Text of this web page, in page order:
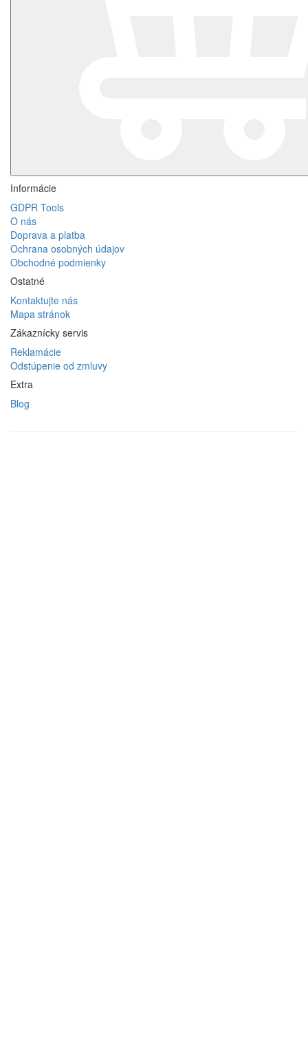
Informácie
GDPR Tools
O nás
Doprava a platba
Ochrana osobných údajov
Obchodné podmienky
Ostatné
Kontaktujte nás
Mapa stránok
Zákaznícky servis
Reklamácie
Odstúpenie od zmluvy
Extra
Blog